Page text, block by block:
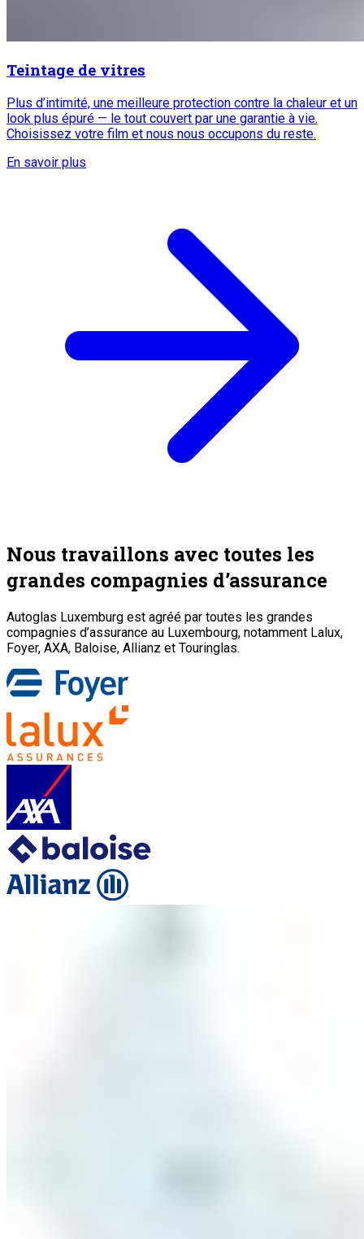
Teintage de vitres
Plus d’intimité, une meilleure protection contre la chaleur et un
look plus épuré — le tout couvert par une garantie à vie.
Choisissez votre film et nous nous occupons du reste.
En savoir plus
Nous travaillons avec toutes les
grandes compagnies d’assurance
Autoglas Luxemburg est agréé par toutes les grandes
compagnies d’assurance au Luxembourg, notamment Lalux,
Foyer, AXA, Baloise, Allianz et Touringlas.